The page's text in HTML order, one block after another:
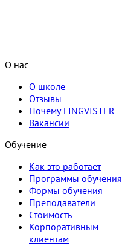
О нас
О школе
Отзывы
Почему LINGVISTER
Вакансии
Обучение
Как это работает
Программы обучения
Формы обучения
Преподаватели
Стоимость
Корпоративным
клиентам